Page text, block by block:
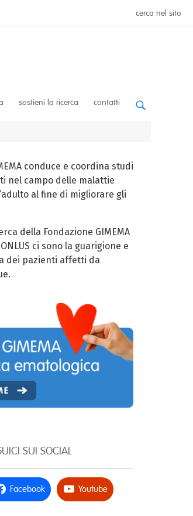
cerca nel sito
sostieni la ricerca contatti
conduce e coordina studi
nel campo delle malattie
al fine di migliorare gli
della Fondazione GIMEMA
ci sono la guarigione e
dei pazienti affetti da
SUI SOCIAL
Facebook Youtube